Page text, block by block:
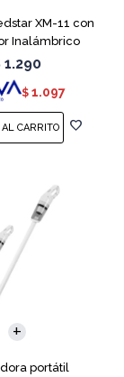
XM-11 con
Inalámbrico
1.290
$ 1.097
portátil